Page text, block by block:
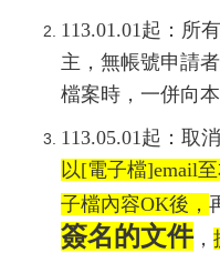
113.01.01起：所有
主，無帳號申請
檔案時，一併向
113.05.01起：取
以[電子檔]email
子檔內容OK後，
簽名的文件，